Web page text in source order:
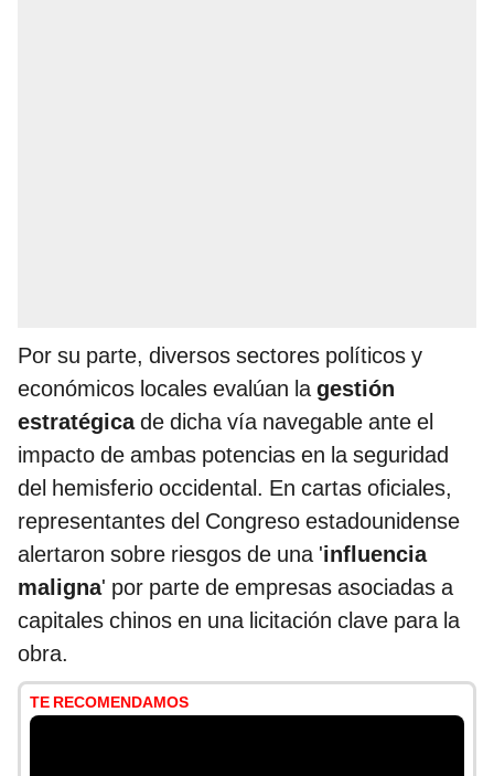
Por su parte, diversos sectores políticos y
económicos locales evalúan lagestión
estratégicade dicha vía navegable ante el
impacto de ambas potencias en la seguridad
del hemisferio occidental. En cartas oficiales,
representantes del Congreso estadounidense
alertaron sobre riesgos de una 'influencia
maligna' por parte de empresas asociadas a
capitales chinos en una licitación clave para la
obra.
TE RECOMENDAMOS